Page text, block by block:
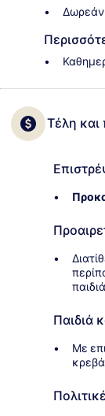
Δωρεάν
Τέλη και
παιδιά
Παιδιά
Με